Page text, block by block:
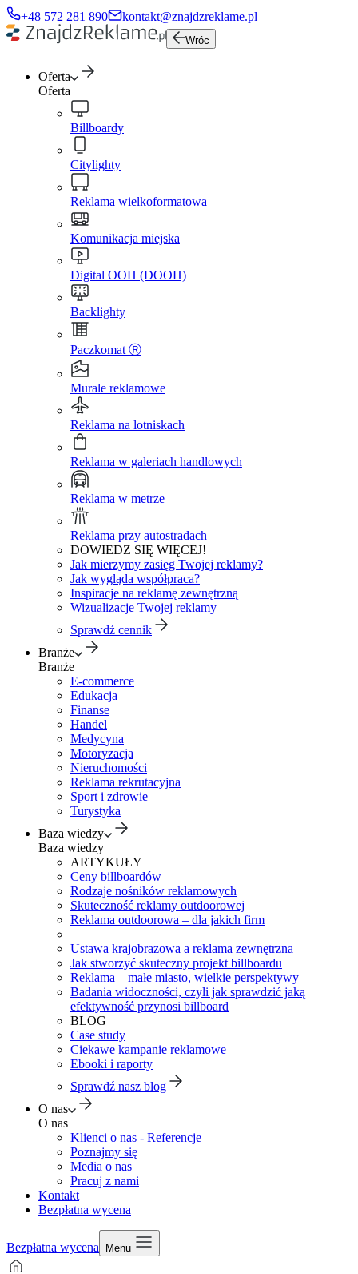
+48 572 281 890 kontakt@znajdzreklame.pl
Wróc
Oferta
Oferta
Billboardy
Citylighty
Reklama wielkoformatowa
Komunikacja miejska
Digital OOH (DOOH)
Backlighty
Paczkomat Ⓡ
Murale reklamowe
Reklama na lotniskach
Reklama w galeriach handlowych
Reklama w metrze
Reklama przy autostradach
DOWIEDZ SIĘ WIĘCEJ!
Jak mierzymy zasięg Twojej reklamy?
Jak wygląda współpraca?
Inspiracje na reklamę zewnętrzną
Wizualizacje Twojej reklamy
Sprawdź cennik
Branże
Branże
E-commerce
Edukacja
Finanse
Handel
Medycyna
Motoryzacja
Nieruchomości
Reklama rekrutacyjna
Sport i zdrowie
Turystyka
Baza wiedzy
Baza wiedzy
ARTYKUŁY
Ceny billboardów
Rodzaje nośników reklamowych
Skuteczność reklamy outdoorowej
Reklama outdoorowa – dla jakich firm
Ustawa krajobrazowa a reklama zewnętrzna
Jak stworzyć skuteczny projekt billboardu
Reklama – małe miasto, wielkie perspektywy
Badania widoczności, czyli jak sprawdzić jaką
efektywność przynosi billboard
BLOG
Case study
Ciekawe kampanie reklamowe
Ebooki i raporty
Sprawdź nasz blog
O nas
O nas
Klienci o nas - Referencje
Poznajmy się
Media o nas
Pracuj z nami
Kontakt
Bezpłatna wycena
Bezpłatna wycena Menu